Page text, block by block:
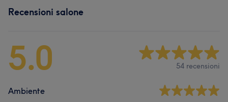
Recensioni salone
5.0 54 recensioni
Ambiente